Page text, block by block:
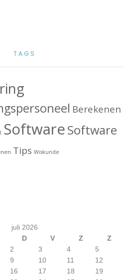
TAGS
Berekenen
SoftwareSoftware
Tips Wiskunde
juli 2026
D V Z
Z
2 3 4
5
9 10 11
12
16 17 18
19